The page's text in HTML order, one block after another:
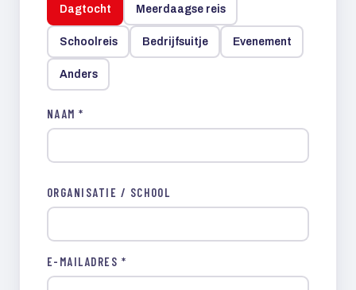
Dagtocht Meerdaagse reis
Schoolreis Bedrijfsuitje Evenement
Anders
NAAM *
ORGANISATIE / SCHOOL
E-MAILADRES *